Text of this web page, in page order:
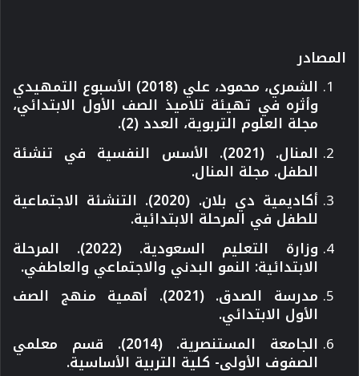
المصادر
الشمري، محمود، علي (2018) الأسبوع التمهيدي
وأثره في تهيئة تلاميذ الصف الأول الابتدائي،
مجلة العلوم التربوية، العدد (2).
المنال. (2021). الأسس النفسية في تنشئة
الطفل. مجلة المنال.
أكاديمية دي بلان. (2020). التنشئة الاجتماعية
للطفل في المرحلة الابتدائية.
وزارة التعليم السعودية. (2022). المرحلة
الابتدائية: النمو البدني والاجتماعي والعاطفي.
مدرسة الصدق. (2021). أهمية منهج الصف
الأول الابتدائي.
الجامعة المستنصرية. (2014). قسم معلمي
الصفوف الأولى- كلية التربية الأساسية.